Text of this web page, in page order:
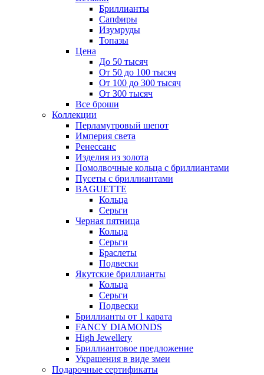
Бриллианты
Сапфиры
Изумруды
Топазы
Цена
До 50 тысяч
От 50 до 100 тысяч
От 100 до 300 тысяч
От 300 тысяч
Все броши
Коллекции
Перламутровый шепот
Империя света
Ренессанс
Изделия из золота
Помолвочные кольца с бриллиантами
Пусеты с бриллиантами
BAGUETTE
Кольца
Серьги
Черная пятница
Кольца
Серьги
Браслеты
Подвески
Якутские бриллианты
Кольца
Серьги
Подвески
Бриллианты от 1 карата
FANCY DIAMONDS
High Jewellery
Бриллиантовое предложение
Украшения в виде змеи
Подарочные сертификаты